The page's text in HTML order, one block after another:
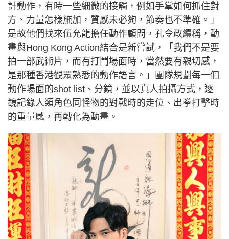
計動作，有時一些細微的接觸，例如手掌如何抓住對
方、力量怎樣施加，質感未必夠，節奏也不準確。」
是故他們找來伍允龍擔任動作顧問，孔令政續稱，動
畫與Hong Kong Action結合是新嘗試，「我們不是要
拍一部武術片，而有打鬥場面時，當然要有親切感，
是那種香港觀眾熟悉的動作語言。」團隊規劃每一個
動作場面的shot list、分鏡，並以真人拍攝方式，逐
鏡記錄人類角色同怪物的對戰時的走位、出拳打擊時
的重量感，再轉化為動畫。